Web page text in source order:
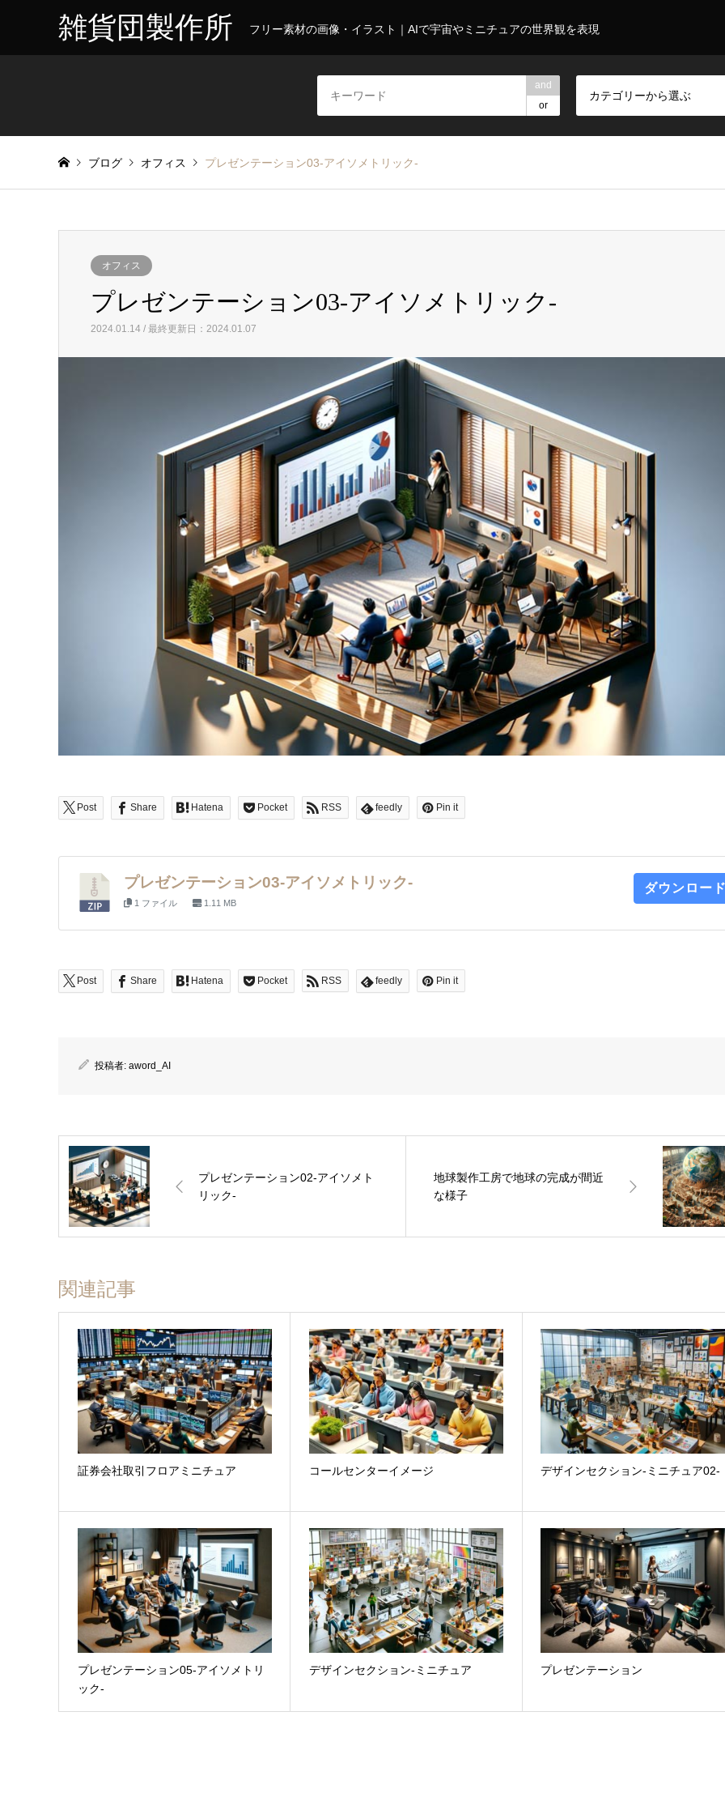
雑貨団製作所 フリー素材の画像・イラスト｜AIで宇宙やミニチュアの世界観を表現
and
or
カテゴリーから選ぶ
ブログ オフィス プレゼンテーション03-アイソメトリック-
オフィス
プレゼンテーション03-アイソメトリック-
2024.01.14 / 最終更新日：2024.01.07
Post Share Hatena Pocket RSS feedly Pin it
プレゼンテーション03-アイソメトリック-
1 ファイル 1.11 MB
ダウンロー
Post Share Hatena Pocket RSS feedly Pin it
投稿者: aword_AI
プレゼンテーション02-アイソメト
リック-
地球製作工房で地球の完成が間近
な様子
関連記事
証券会社取引フロアミニチュア コールセンターイメージ デザインセクション-ミニチュア02-
プレゼンテーション05-アイソメトリ
ック-
デザインセクション-ミニチュア プレゼンテーション